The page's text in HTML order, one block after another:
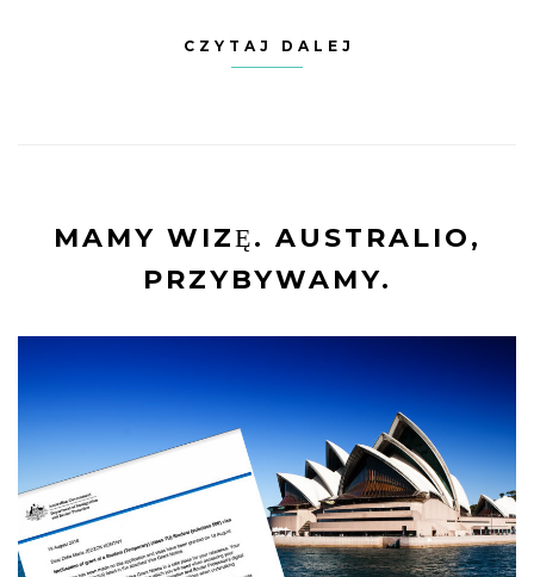
CZYTAJ DALEJ
MAMY WIZĘ. AUSTRALIO,
PRZYBYWAMY.